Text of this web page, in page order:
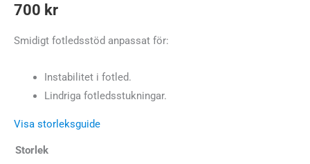
700 kr
Smidigt fotledsstöd anpassat för:
Instabilitet i fotled.
Lindriga fotledsstukningar.
Visa storleksguide
Storlek